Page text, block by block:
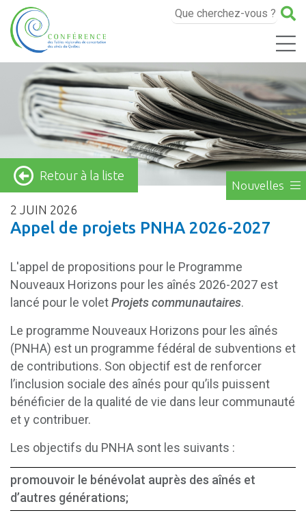
Nouvelles
Retour à la liste
2 JUIN 2026
Appel de projets PNHA 2026-2027
L'appel de propositions pour le Programme
Nouveaux Horizons pour les aînés 2026-2027 est
lancé pour le voletProjets communautaires.
Le programme Nouveaux Horizons pour les aînés
(PNHA) est un programme fédéral de subventions et
de contributions. Son objectif est de renforcer
l’inclusion sociale des aînés pour qu’ils puissent
bénéficier de la qualité de vie dans leur communauté
et y contribuer.
Les objectifs du PNHA sont les suivants :
promouvoir le bénévolat auprès des aînés et
d’autres générations;